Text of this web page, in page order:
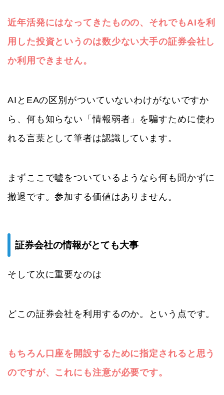
近年活発にはなってきたものの、それでもAIを利
用した投資というのは数少ない大手の証券会社し
か利用できません。
AIとEAの区別がついていないわけがないですか
ら、何も知らない「情報弱者」を騙すために使わ
れる言葉として筆者は認識しています。
まずここで嘘をついているようなら何も聞かずに
撤退です。参加する価値はありません。
証券会社の情報がとても大事
そして次に重要なのは
どこの証券会社を利用するのか。という点です。
もちろん口座を開設するために指定されると思う
のですが、これにも注意が必要です。